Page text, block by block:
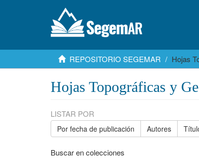
REPOSITORIO SEGEMAR Hojas
Hojas Topográficas y
LISTAR POR
Por fecha de publicación Autores
Buscar en colecciones